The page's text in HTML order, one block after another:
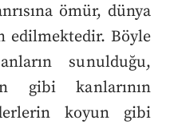
ömür, dünya
edilmektedir. Böyle
sunulduğu,
gibi kanlarının
koyun gibi